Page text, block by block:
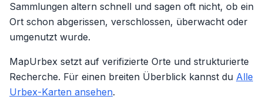
Sammlungen altern schnell und sagen oft nicht, ob ein
Ort schon abgerissen, verschlossen, überwacht oder
umgenutzt wurde.
MapUrbex setzt auf verifizierte Orte und strukturierte
Recherche. Für einen breiten Überblick kannst du Alle
Urbex-Karten ansehen.